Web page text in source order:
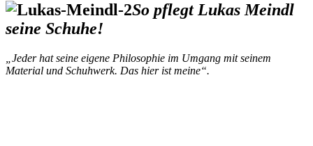
So pflegt Lukas Meindl
seine Schuhe!
„Jeder hat seine eigene Philosophie im Umgang mit seinem
Material und Schuhwerk. Das hier ist meine“.